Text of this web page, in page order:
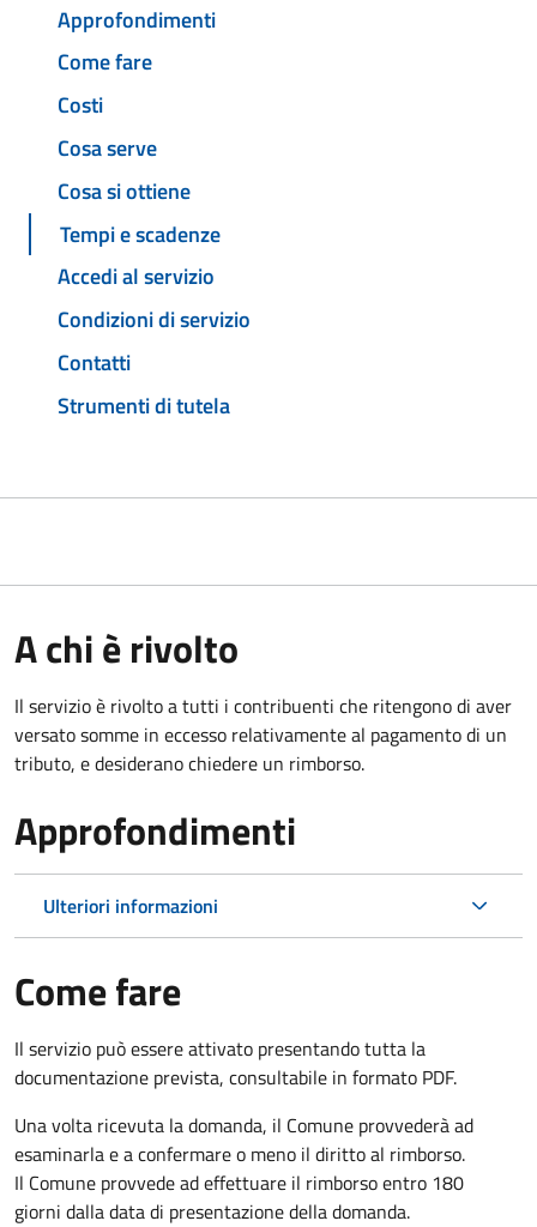
Approfondimenti
Come fare
Costi
Cosa serve
Cosa si ottiene
Tempi e scadenze
Accedi al servizio
Condizioni di servizio
Contatti
Strumenti di tutela
A chi è rivolto
Il servizio è rivolto a tutti i contribuenti che ritengono di aver
versato somme in eccesso relativamente al pagamento di un
tributo, e desiderano chiedere un rimborso.
Approfondimenti
Ulteriori informazioni
Come fare
Il servizio può essere attivato presentando tutta la
documentazione prevista, consultabile in formato PDF.
Una volta ricevuta la domanda, il Comune provvederà ad
esaminarla e a confermare o meno il diritto al rimborso.
Il Comune provvede ad effettuare il rimborso entro 180
giorni dalla data di presentazione della domanda.